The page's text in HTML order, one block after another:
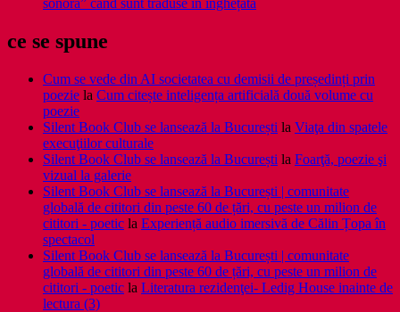
sonoră” când sunt traduse în înghețată
ce se spune
Cum se vede din AI societatea cu demisii de președinți prin
poezie la Cum citește inteligența artificială două volume cu
poezie
Silent Book Club se lansează la București la Viaţa din spatele
execuţiilor culturale
Silent Book Club se lansează la București la Foarţă, poezie şi
vizual la galerie
Silent Book Club se lansează la București | comunitate
globală de cititori din peste 60 de țări, cu peste un milion de
cititori - poetic la Experiență audio imersivă de Călin Țopa în
spectacol
Silent Book Club se lansează la București | comunitate
globală de cititori din peste 60 de țări, cu peste un milion de
cititori - poetic la Literatura rezidenţei- Ledig House inainte de
lectura (3)